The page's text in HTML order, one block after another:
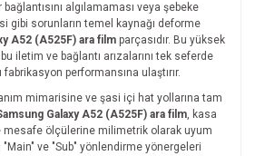
algılamaması veya şebeke
gibi sorunların temel kaynağı deforme
A52 (A525F) ara film parçasıdır. Bu yüksek
iletim ve bağlantı arızalarını tek seferde
fabrikasyon performansına ulaştırır.
mimarisine ve şasi içi hat yollarına tam
Galaxy A52 (A525F) ara film, kasa
mesafe ölçülerine milimetrik olarak uyum
ve "Sub" yönlendirme yönergeleri